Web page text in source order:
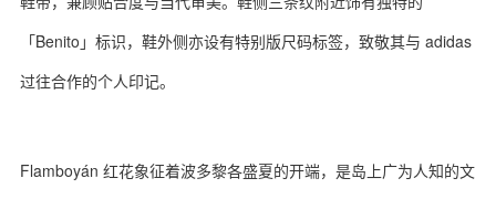
「Benito」标识，鞋外侧亦设有特别版尺码标签，致敬其与 adidas
过往合作的个人印记。
Flamboyán 红花象征着波多黎各盛夏的开端，是岛上广为人知的文